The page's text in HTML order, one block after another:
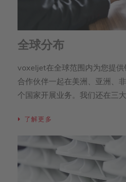
全球分布
voxeljet在全球范围内为您提供
合作伙伴一起在美洲、亚洲、
个国家开展业务。我们还在三
了解更多